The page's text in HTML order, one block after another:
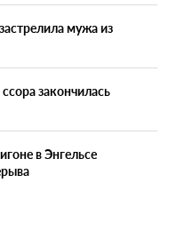
мужа из
закончилась
в Энгельсе